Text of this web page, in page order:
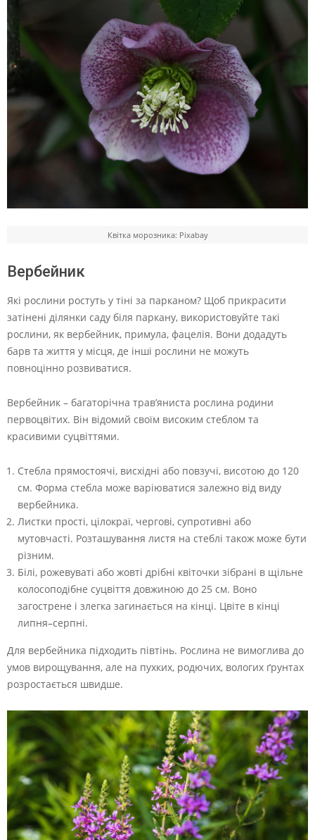
Квітка морозника: Pixabay
Вербейник
Які рослини ростуть у тіні за парканом? Щоб прикрасити
затінені ділянки саду біля паркану, використовуйте такі
рослини, як вербейник, примула, фацелія. Вони додадуть
барв та життя у місця, де інші рослини не можуть
повноцінно розвиватися.
Вербейник – багаторічна трав’яниста рослина родини
первоцвітих. Він відомий своїм високим стеблом та
красивими суцвіттями.
Стебла прямостоячі, висхідні або повзучі, висотою до 120
см. Форма стебла може варіюватися залежно від виду
вербейника.
Листки прості, цілокраї, чергові, супротивні або
мутовчасті. Розташування листя на стеблі також може бути
різним.
Білі, рожевуваті або жовті дрібні квіточки зібрані в щільне
колосоподібне суцвіття довжиною до 25 см. Воно
загострене і злегка загинається на кінці. Цвіте в кінці
липня–серпні.
Для вербейника підходить півтінь. Рослина не вимоглива до
умов вирощування, але на пухких, родючих, вологих ґрунтах
розростається швидше.